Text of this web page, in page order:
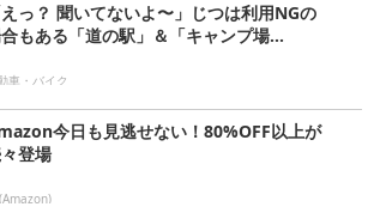
えっ？ 聞いてないよ〜」じつは利用NGの
もある「道の駅」＆「キャンプ場...
車・バイク
今日も見逃せない！80%OFF以上が
登場